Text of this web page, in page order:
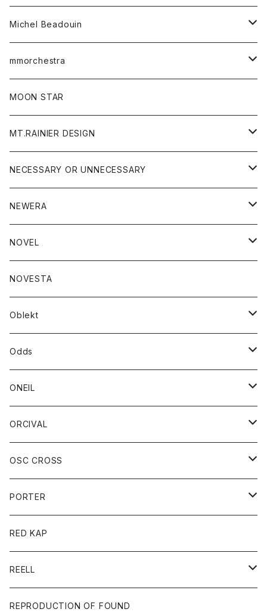
ポロシャツ
ロングスリーブTシャツ
フリース
ベルト
Michel Beadouin
トップス
ジャケット
ニット
パンツ
mmorchestra
帽子
MOON STAR
MT.RAINIER DESIGN
アウター
コート
ジャケット
アクセサリー
バッグ
グッズ
ウォレット
靴
トップス
ジャケット
シャツ
ボトム
ショートパンツ
パンツ
レディース
シャツ
Tシャツ
NECESSARY OR UNNECESSARY
アウター
コート
ジャケット
アクセサリー
バッグ
ブレスレット
グッズ
靴
ストール/マフラー
トップス
シャツ
シャツジャケット
ロングスリーブＴシャツ
ボトム
ショートパンツ
ジーンズ
NEWERA
帽子
NOVEL
トップス
カットソー
スエット
ボトム
NOVESTA
Oblekt
ボトム
ショートパンツ
パンツ
レディース
ボトム
Odds
帽子
ONEIL
スカート
ORCIVAL
アウター
コート
ジャケット
アクセサリー
バッグ
キッズ
Tシャツ
帽子
グッズ
靴
トップス
OSC CROSS
ダウンジャケット
PORTER
カードホルダー
キーホルダー
財布
RED KAP
REELL
パンツ
REPRODUCTION OF FOUND